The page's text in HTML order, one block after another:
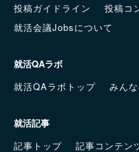
投稿ガイドライン
投稿コ
就活会議Jobsについて
就活QAラボ
就活QAラボトップ
みん
就活記事
記事トップ
記事コンテン